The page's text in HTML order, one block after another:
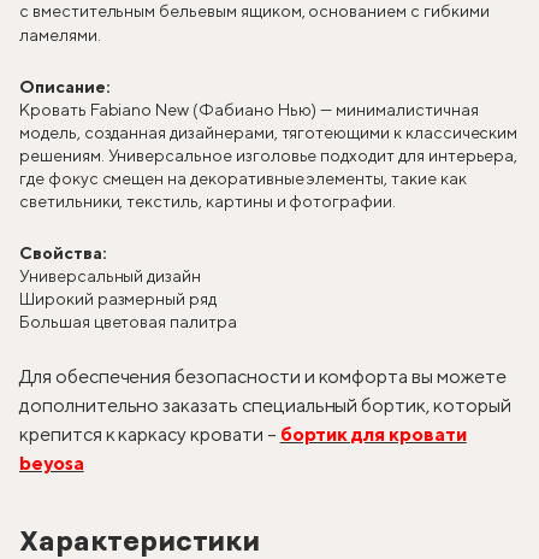
с вместительным бельевым ящиком, основанием с гибкими
ламелями.
Описание:
Кровать Fabiano New (Фабиано Нью) — минималистичная
модель, созданная дизайнерами, тяготеющими к классическим
решениям. Универсальное изголовье подходит для интерьера,
где фокус смещен на декоративные элементы, такие как
светильники, текстиль, картины и фотографии.
Свойства:
Универсальный дизайн
Широкий размерный ряд
Большая цветовая палитра
Для обеспечения безопасности и комфорта вы можете
дополнительно заказать специальный бортик, который
крепится к каркасу кровати – бортик для кровати
beyosa
Характеристики